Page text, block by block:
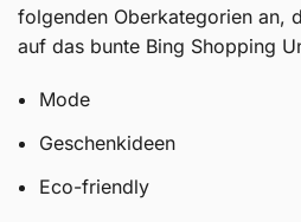
folgenden Oberkategorien an,
auf das bunte Bing Shopping
Mode
Geschenkideen
Eco-friendly